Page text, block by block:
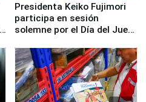
Presidenta Keiko Fujimori
participa en sesión
solemne por el Día del Juez